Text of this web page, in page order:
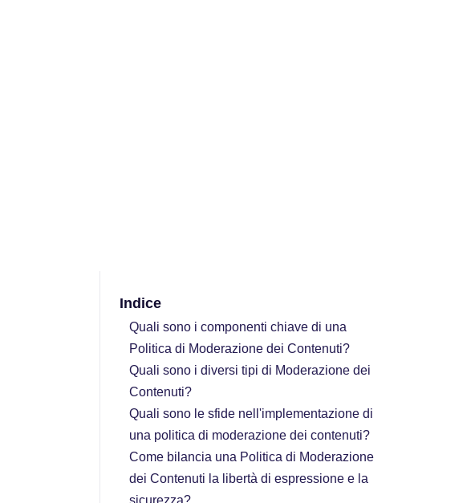
Indice
Quali sono i componenti chiave di una
Politica di Moderazione dei Contenuti?
Quali sono i diversi tipi di Moderazione dei
Contenuti?
Quali sono le sfide nell'implementazione di
una politica di moderazione dei contenuti?
Come bilancia una Politica di Moderazione
dei Contenuti la libertà di espressione e la